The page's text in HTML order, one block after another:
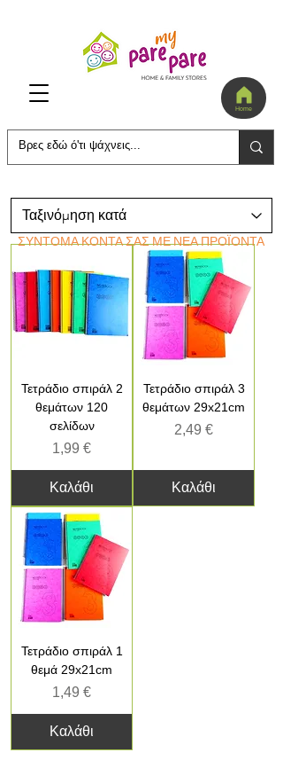
Home
Τετράδιο σπιράλ 2
θεμάτων 120
σελίδων
Τιμή
1,99 €
Καλάθι
Τετράδιο σπιράλ 3
θεμάτων 29x21cm
Τιμή
2,49 €
Καλάθι
Τετράδιο σπιράλ 1
θεμά 29x21cm
Τιμή
1,49 €
Καλάθι
ΣΥΝΤΟΜΑ ΚΟΝΤΑ ΣΑΣ ΜΕ ΝΕΑ ΠΡΟΪΟΝΤΑ